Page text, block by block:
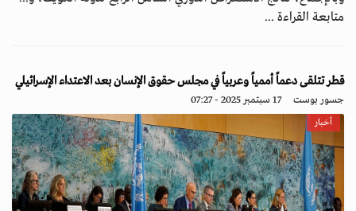
متابعة القراءة ...
قطر تتلقى دعماً أممياً وعربياً في مجلس حقوق الإنسان بعد الاعتداء الإسرائيلي
جسور بوست 17 سبتمبر 2025 - 07:27
أخبار